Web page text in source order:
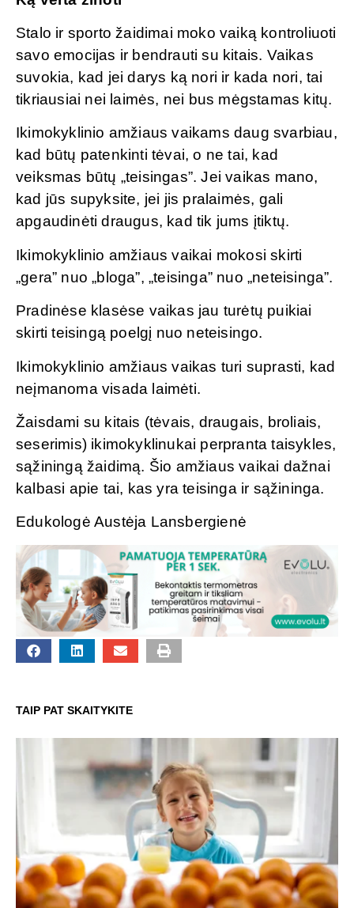
Stalo ir sporto žaidimai moko vaiką kontroliuoti
savo emocijas ir bendrauti su kitais. Vaikas
suvokia, kad jei darys ką nori ir kada nori, tai
tikriausiai nei laimės, nei bus mėgstamas kitų.
Ikimokyklinio amžiaus vaikams daug svarbiau,
kad būtų patenkinti tėvai, o ne tai, kad
veiksmas būtų „teisingas”. Jei vaikas mano,
kad jūs supyksite, jei jis pralaimės, gali
apgaudinėti draugus, kad tik jums įtiktų.
Ikimokyklinio amžiaus vaikai mokosi skirti
„gera” nuo „bloga”, „teisinga” nuo „neteisinga”.
Pradinėse klasėse vaikas jau turėtų puikiai
skirti teisingą poelgį nuo neteisingo.
Ikimokyklinio amžiaus vaikas turi suprasti, kad
neįmanoma visada laimėti.
Žaisdami su kitais (tėvais, draugais, broliais,
seserimis) ikimokyklinukai perpranta taisykles,
sąžiningą žaidimą. Šio amžiaus vaikai dažnai
kalbasi apie tai, kas yra teisinga ir sąžininga.
Edukologė Austėja Lansbergienė
TAIP PAT SKAITYKITE